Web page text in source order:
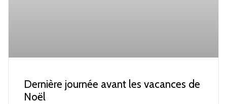
Dernière journée avant les vacances de
Noël